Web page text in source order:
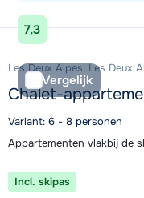
Bekijk accommodatie
7,3
Vergelijk
Les Deux Alpes, Les Deux
Chalet-
Variant: 6 - 8 personen
Appartementen vlakbij de
Incl. skipas